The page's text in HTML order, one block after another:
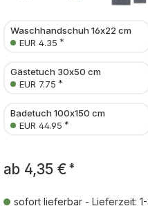
Waschhandschuh 16x22 cm
EUR 4.35 *
Gästetuch 30x50 cm
EUR 7.75 *
Badetuch 100x150 cm
EUR 44.95 *
ab 4,35 € *
sofort lieferbar - Lieferzeit: